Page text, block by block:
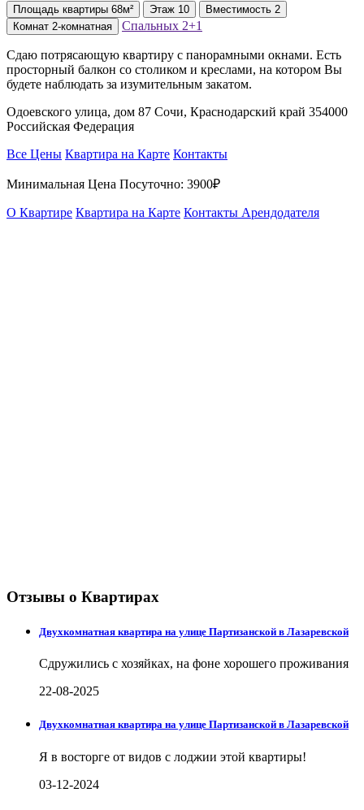
Площадь квартиры 68м² Этаж 10 Вместимость 2
Комнат 2-комнатная Спальных 2+1
Сдаю потрясающую квартиру с панорамными oкнами. Есть
просторный балкон со столиком и креслами, на котором Вы
будете наблюдать за изумительным закатом.
Одоевского улица, дом 87 Сочи, Краснодарский край 354000
Российская Федерация
Все Цены Квартира на Карте Контакты
Минимальная Цена Посуточно: 3900₽
О Квартире Квартира на Карте Контакты Арендодателя
Отзывы о Квартирах
Двухкомнатная квартира на улице Партизанской в Лазаревской
Сдружились с хозяйках, на фоне хорошего проживания
22-08-2025
Двухкомнатная квартира на улице Партизанской в Лазаревской
Я в восторге от видов с лоджии этой квартиры!
03-12-2024